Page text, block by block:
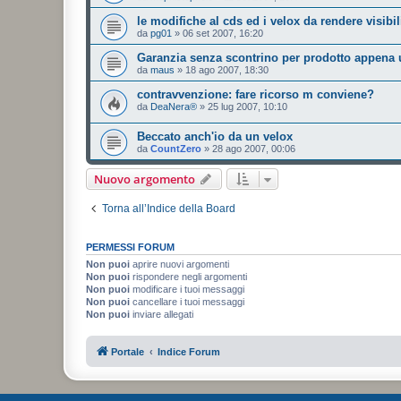
le modifiche al cds ed i velox da rendere
da pg01 » 06 set 2007, 16:20
Garanzia senza scontrino per prodotto appena
da maus » 18 ago 2007, 18:30
contravvenzione: fare ricorso m conviene?
da DeaNera® » 25 lug 2007, 10:10
Beccato anch'io da un velox
da CountZero » 28 ago 2007, 00:06
Nuovo argomento
Torna all’Indice della Board
PERMESSI FORUM
Non puoi aprire nuovi argomenti
Non puoi rispondere negli argomenti
Non puoi modificare i tuoi messaggi
Non puoi cancellare i tuoi messaggi
Non puoi inviare allegati
Portale Indice Forum